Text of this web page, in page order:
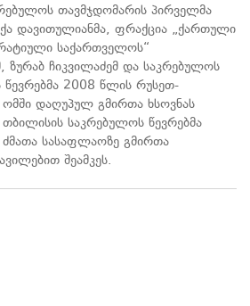
თავმჯდომარის პირველმა
დავითულიანმა, ფრაქცია „ქართული
საქართველოს“
ზურაბ ჩიკვილაძემ და საკრებულოს
წევრებმა 2008 წლის რუსეთ-
დაღუპულ გმირთა ხსოვნას
თბილისის საკრებულოს წევრებმა
სასაფლაოზე გმირთა
შეამკეს.